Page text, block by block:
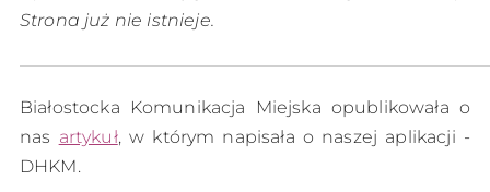
Strona już nie istnieje.
Białostocka Komunikacja Miejska opublikowała o
nas artykuł, w którym napisała o naszej aplikacji -
DHKM.